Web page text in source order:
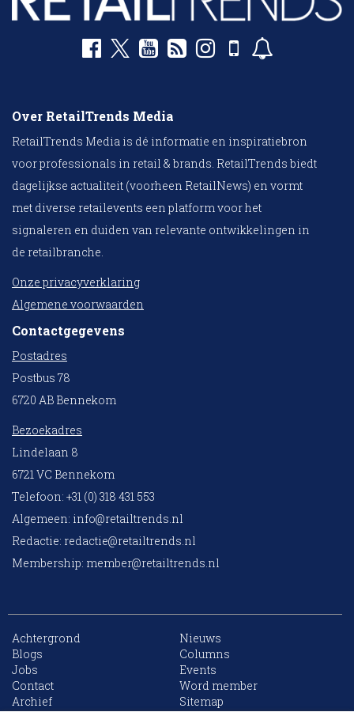
Over RetailTrends Media
RetailTrends Media is dé informatie en inspiratiebron
voor professionals in retail & brands. RetailTrends biedt
dagelijkse actualiteit (voorheen RetailNews) en vormt
met diverse retailevents een platform voor het
signaleren en duiden van relevante ontwikkelingen in
de retailbranche.
Onze privacyverklaring
Algemene voorwaarden
Contactgegevens
Postadres
Postbus 78
6720 AB Bennekom
Bezoekadres
Lindelaan 8
6721 VC Bennekom
Telefoon: +31 (0) 318 431 553
Algemeen: info@retailtrends.nl
Redactie: redactie@retailtrends.nl
Membership: member@retailtrends.nl
Achtergrond
Nieuws
Blogs
Columns
Jobs
Events
Contact
Word member
Archief
Sitemap